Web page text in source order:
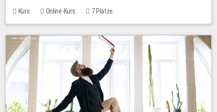
Kurs Online-Kurs 7 Plätze